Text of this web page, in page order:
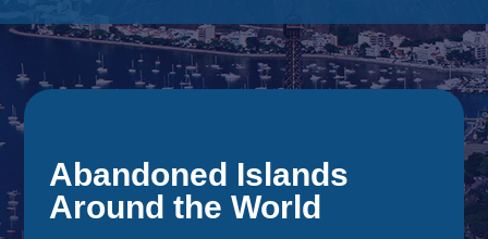
Abandoned Islands
Around the World